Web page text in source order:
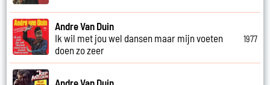
Andre Van Duin
Ik wil met jou wel dansen maar mijn voeten
doen zo zeer
1977
Andre Van Duin